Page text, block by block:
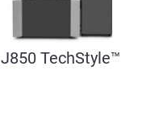
J850 TechStyle™